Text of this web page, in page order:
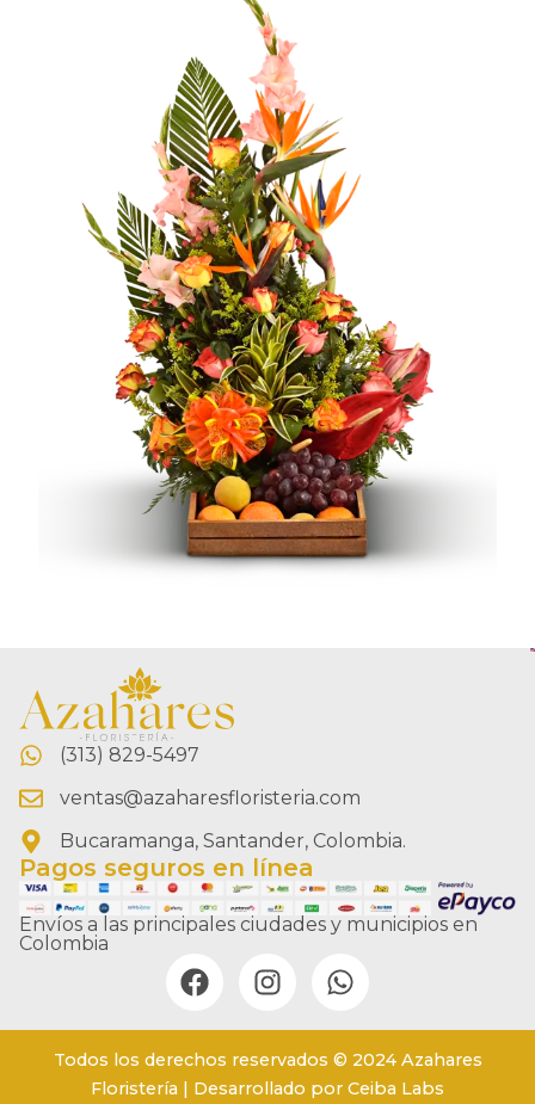
(313) 829-5497
ventas@azaharesfloristeria.com
Bucaramanga, Santander, Colombia.
Pagos seguros en línea
Envíos a las principales ciudades y municipios en
Colombia
Todos los derechos reservados © 2024 Azahares
Floristería | Desarrollado por Ceiba Labs